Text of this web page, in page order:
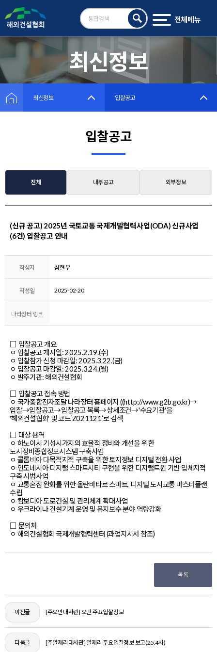
검
색
전체메뉴
최신정보
최신정보 입찰공고
입찰공고
전체 내부공고 외부정보
(신규 공고) 2025년 국토교통 국제개발협력사업(ODA) 신규사업
(6건) 입찰공고 안내
작성자 심현우
작성일 2025-02-20
나라장터 링크
□ 입찰공고 개요
ㅇ 입찰공고 개시일: 2025.2.19.(수)
ㅇ 입찰참가 신청 마감일: 2025.3.22.(금)
ㅇ 입찰공고 마감일: 2025.3.24.(월)
ㅇ 발주기관: 해외건설협회
□ 입찰공고 접속 방법
ㅇ 국가종합전자조달 나라장터 홈페이지 ((http://www.g2b.go.kr)→
입찰→입찰공고→입찰공고 목록→상세조건→'수요기관'을
'해외건설협회' 및 코드‘Z021121’로 검색
□ 대상 용역
ㅇ 하노이시 기성시가지의 효율적 정비와 개선을 위한
도시정비종합정보시스템 구축사업
ㅇ 콜롬비아 다목적지적 구축을 위한 토지정보 디지털 전환 사업
ㅇ 인도네시아 디지털 스마트시티 구현을 위한 디지털트윈 기반 입체지적
구축 시범사업
ㅇ 교통혼잡 완화를 위한 울란바타르 스마트, 디지털 도시교통 마스터플랜
수립
ㅇ 캄보디아 도로건설 및 관리체계 확대사업
ㅇ 우크라이나 건설기계 운영 및 유지보수 분야 역량강화
□ 문의처
ㅇ 해외건설협회 국제개발협력센터 (과업지시서 참조)
목록
이전글 [주오만대사관] 오만 주요입찰정보
다음글 [주알제리대사관] 알제리 주요입찰정보 보고(25.4차)